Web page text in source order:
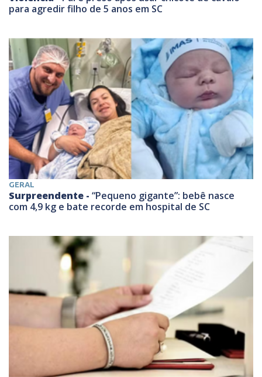
para agredir filho de 5 anos em SC
GERAL
Surpreendente - “Pequeno gigante”: bebê nasce
com 4,9 kg e bate recorde em hospital de SC